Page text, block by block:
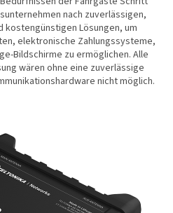
nach zuverlässigen,
Lösungen, um
elektronische Zahlungssysteme,
Bildschirme zu ermöglichen. Alle
wären ohne eine zuverlässige
nicht möglich.